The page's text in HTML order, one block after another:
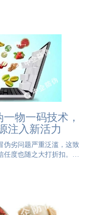
用主要体现在以
物一码技术，
注入新活力
伪劣问题严重泛滥，这致
任度也随之大打折扣。为
永利防伪推出一物一码
供农产品一物一码追溯